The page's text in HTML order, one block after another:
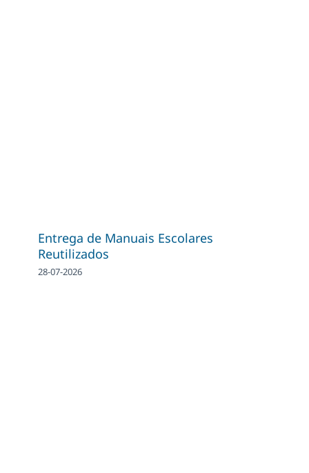
Entrega de Manuais Escolares
Reutilizados
28-07-2026